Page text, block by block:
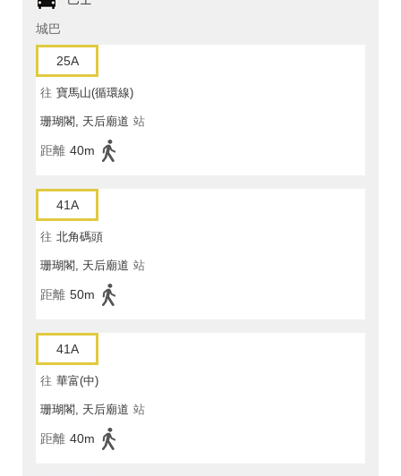
城巴
25A
往 寶馬山(循環線)
珊瑚閣, 天后廟道 站
距離 40m
41A
往 北角碼頭
珊瑚閣, 天后廟道 站
距離 50m
41A
往 華富(中)
珊瑚閣, 天后廟道 站
距離 40m